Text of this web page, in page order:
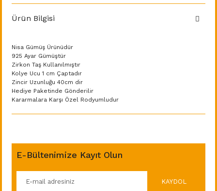
Ürün Bilgisi
Nisa Gümüş Ürünüdür
925 Ayar Gümüştür
Zirkon Taş Kullanılmıştır
Kolye Ucu 1 cm Çaptadır
Zincir Uzunluğu 40cm dir
Hediye Paketinde Gönderilir
Kararmalara Karşı Özel Rodyumludur
E-Bültenimize Kayıt Olun
KAYDOL